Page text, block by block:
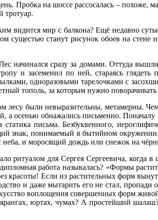
Пробка на шоссе рассосалась – похоже,
тротуар.
видится мир с балкона? Ещё недавно
станут рисунок обоев на стене
начинался сразу за домами. Оттуда
и засеменил по ней, стараясь
одноразовыми тарелочками с
тополь, за которым нужно поворачивать
были невыразительны, метамерны.
осенью обнажались письменно. Поначалу
письма. Безбуквенного,
знак, понимаемый в бытийном
и моросящий дождь или снежок на
ритуалом для Сергея Сергеевича, когда
работа называлась? «Формы
Если из растительных форм
и даже мытарить его не стал,
воплощения совершенных форм
юртах, чумах? А простейший